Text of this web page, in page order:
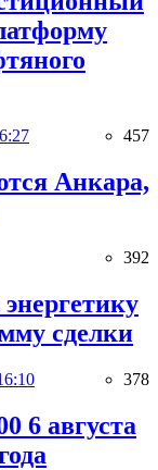
457
Анкара,
392
сделки
378
6 августа